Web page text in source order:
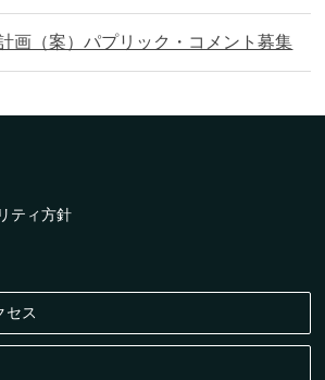
画（案）パプリック・コメント募集
ティ方針
セス